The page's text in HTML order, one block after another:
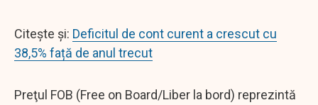
Citește și: Deficitul de cont curent a crescut cu
38,5% față de anul trecut
Preţul FOB (Free on Board/Liber la bord) reprezintă